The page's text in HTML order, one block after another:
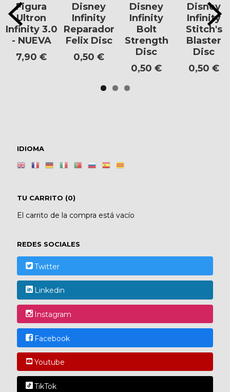
IDIOMA
TU CARRITO (0)
El carrito de la compra está vacío
REDES SOCIALES
Twitter
Linkedin
Instagram
Facebook
Youtube
TikTok
Figura
Ultron
Infinity 3.0
- NUEVA
7,90 €
Disney
Infinity
Reparador
Felix Disc
0,50 €
Disney
Infinity
Bolt
Strength
Disc
0,50 €
Disney
Infinity
Stitch's
Blaster
Disc
0,50 €